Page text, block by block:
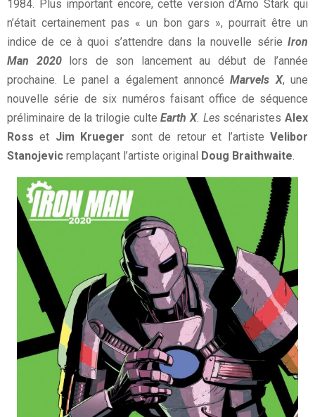
1984. Plus important encore, cette version d’Arno Stark qui
n’était certainement pas « un bon gars », pourrait être un
indice de ce à quoi s’attendre dans la nouvelle série Iron
Man 2020lors de son lancement au début de l’année
prochaine. Le panel a également annoncéMarvels X, une
nouvelle série de six numéros faisant office de séquence
préliminaire de la trilogie culteEarth X. LesscénaristesAlex
Ross et Jim Krueger sont de retour et l’artisteVelibor
Stanojevic remplaçant l’artiste original Doug Braithwaite.